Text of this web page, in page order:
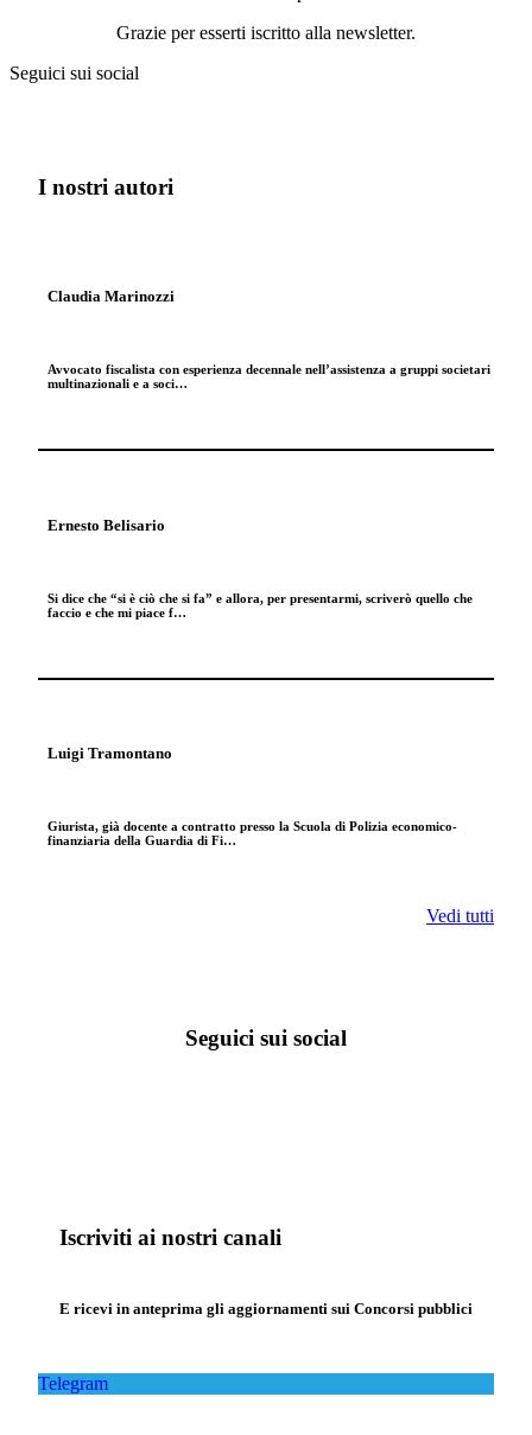
Grazie per esserti iscritto alla newsletter.
Seguici sui social
I nostri autori
Claudia Marinozzi
Avvocato fiscalista con esperienza decennale nell’assistenza a gruppi societari
multinazionali e a soci…
Ernesto Belisario
Si dice che “si è ciò che si fa” e allora, per presentarmi, scriverò quello che
faccio e che mi piace f…
Luigi Tramontano
Giurista, già docente a contratto presso la Scuola di Polizia economico-
finanziaria della Guardia di Fi…
Vedi tutti
Seguici sui social
Iscriviti ai nostri canali
E ricevi in anteprima gli aggiornamenti sui Concorsi pubblici
Telegram